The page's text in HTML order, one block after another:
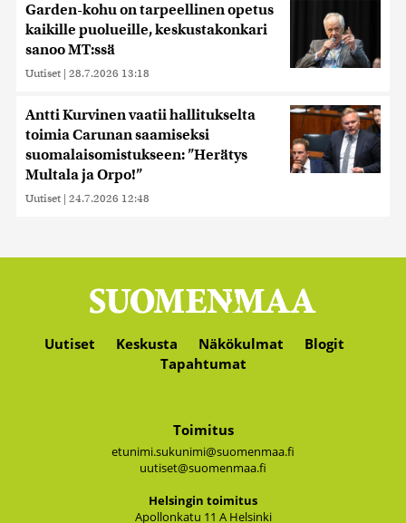
Garden-kohu on tarpeellinen opetus
kaikille puolueille, keskustakonkari
sanoo MT:ssä
Uutiset | 28.7.2026 13:18
Antti Kurvinen vaatii hallitukselta
toimia Carunan saamiseksi
suomalaisomistukseen: ”Herätys
Multala ja Orpo!”
Uutiset | 24.7.2026 12:48
Uutiset Keskusta Näkökulmat
Blogit
Tapahtumat
Toimitus
etunimi.sukunimi@suomenmaa.fi
uutiset@suomenmaa.fi
Hel­sin­gin toi­mi­tus
Apol­lon­ka­tu 11 A Hel­sin­ki